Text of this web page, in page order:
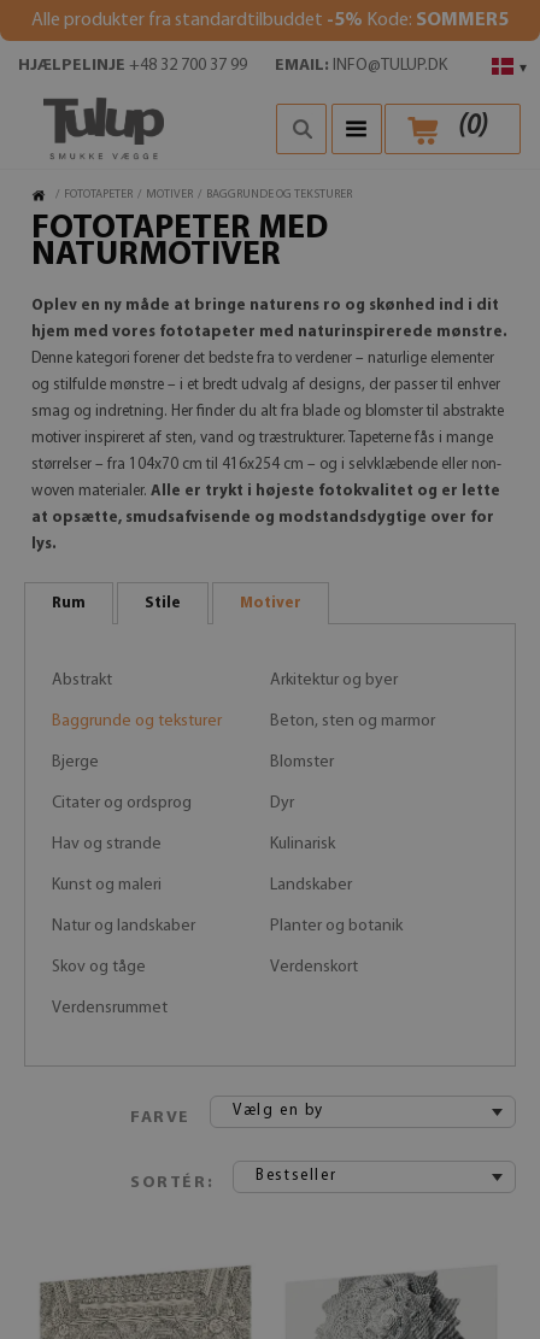
Alle produkter fra standardtilbuddet -5% Kode: SOMMER5
▾
HJÆLPELINJE +48 32 700 37 99 EMAIL: INFO@TULUP.DK
(0)
/ FOTOTAPETER / MOTIVER / BAGGRUNDE OG TEKSTURER
FOTOTAPETER MED
NATURMOTIVER
Oplev en ny måde at bringe naturens ro og skønhed ind i dit
hjem med vores fototapeter med naturinspirerede mønstre.
Denne kategori forener det bedste fra to verdener – naturlige elementer
og stilfulde mønstre – i et bredt udvalg af designs, der passer til enhver
smag og indretning. Her finder du alt fra blade og blomster til abstrakte
motiver inspireret af sten, vand og træstrukturer. Tapeterne fås i mange
størrelser – fra 104x70 cm til 416x254 cm – og i selvklæbende eller non-
woven materialer. Alle er trykt i højeste fotokvalitet og er lette
at opsætte, smudsafvisende og modstandsdygtige over for
lys.
Rum Stile Motiver
Abstrakt Arkitektur og byer
Baggrunde og teksturer Beton, sten og marmor
Bjerge Blomster
Citater og ordsprog Dyr
Hav og strande Kulinarisk
Kunst og maleri Landskaber
Natur og landskaber Planter og botanik
Skov og tåge Verdenskort
Verdensrummet
FARVE Vælg en by
SORTÉR: Bestseller